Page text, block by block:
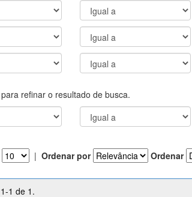
refinar o resultado de busca.
| Ordenar por Ordenar
1 de 1.